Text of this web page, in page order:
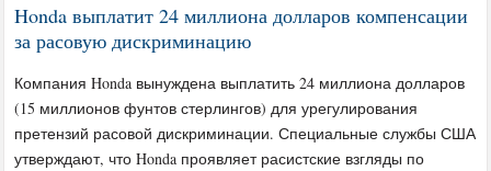
Honda выплатит 24 миллиона долларов компенсации
за расовую дискриминацию
Компания Honda вынуждена выплатить 24 миллиона долларов
(15 миллионов фунтов стерлингов) для урегулирования
претензий расовой дискриминации. Специальные службы США
утверждают, что Honda проявляет расистские взгляды по